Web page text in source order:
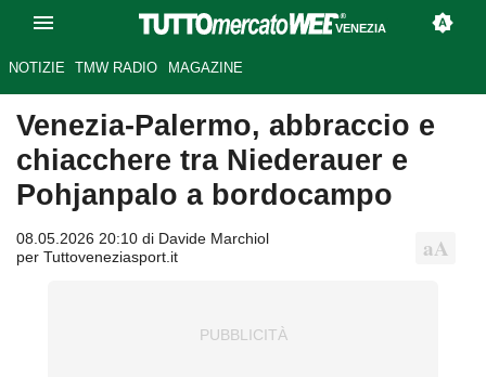
VENEZIA
NOTIZIE TMW RADIO MAGAZINE
Venezia-Palermo, abbraccio e
chiacchere tra Niederauer e
Pohjanpalo a bordocampo
08.05.2026 20:10 di Davide Marchiol
per Tuttoveneziasport.it